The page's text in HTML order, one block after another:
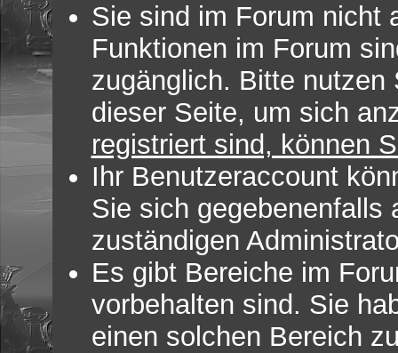
Sie sind im Forum nicht
Funktionen im Forum
zugänglich. Bitte
dieser Seite, um sich
registriert sind, können
Ihr Benutzeraccount
Sie sich gegebenenfalls
zuständigen
Es gibt Bereiche im
vorbehalten sind. Sie
einen solchen Bereich